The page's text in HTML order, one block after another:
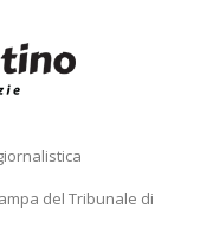
del Tribunale di